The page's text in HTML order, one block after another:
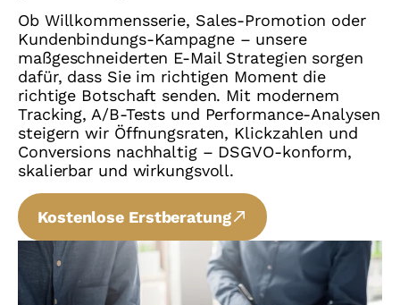
Ob Willkommensserie, Sales-Promotion oder
Kundenbindungs-Kampagne – unsere
maßgeschneiderten E-Mail Strategien sorgen
dafür, dass Sie im richtigen Moment die
richtige Botschaft senden. Mit modernem
Tracking, A/B-Tests und Performance-Analysen
steigern wir Öffnungsraten, Klickzahlen und
Conversions nachhaltig – DSGVO-konform,
skalierbar und wirkungsvoll.
Kostenlose Erstberatung